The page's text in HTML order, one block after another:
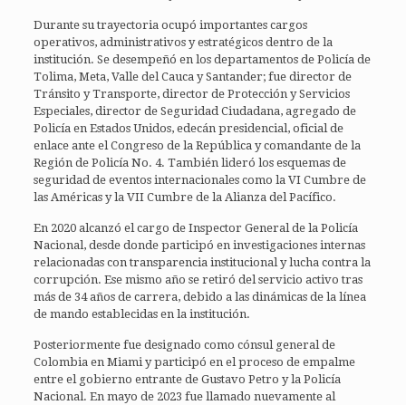
Durante su trayectoria ocupó importantes cargos
operativos, administrativos y estratégicos dentro de la
institución. Se desempeñó en los departamentos de Policía de
Tolima, Meta, Valle del Cauca y Santander; fue director de
Tránsito y Transporte, director de Protección y Servicios
Especiales, director de Seguridad Ciudadana, agregado de
Policía en Estados Unidos, edecán presidencial, oficial de
enlace ante el Congreso de la República y comandante de la
Región de Policía No. 4. También lideró los esquemas de
seguridad de eventos internacionales como la VI Cumbre de
las Américas y la VII Cumbre de la Alianza del Pacífico.
En 2020 alcanzó el cargo de Inspector General de la Policía
Nacional, desde donde participó en investigaciones internas
relacionadas con transparencia institucional y lucha contra la
corrupción. Ese mismo año se retiró del servicio activo tras
más de 34 años de carrera, debido a las dinámicas de la línea
de mando establecidas en la institución.
Posteriormente fue designado como cónsul general de
Colombia en Miami y participó en el proceso de empalme
entre el gobierno entrante de Gustavo Petro y la Policía
Nacional. En mayo de 2023 fue llamado nuevamente al